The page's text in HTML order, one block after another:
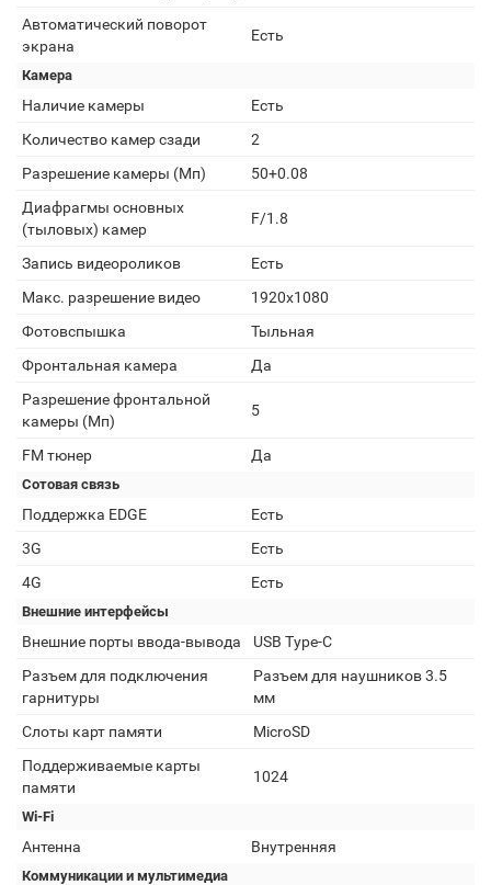
Автоматический поворот
экрана
Есть
Камера
Наличие камеры
Есть
Количество камер сзади
2
Разрешение камеры (Мп)
50+0.08
Диафрагмы основных
(тыловых) камер
F/1.8
Запись видеороликов
Есть
Макс. разрешение видео
1920x1080
Фотовспышка
Тыльная
Фронтальная камера
Да
Разрешение фронтальной
камеры (Мп)
5
FM тюнер Да
Сотовая связь
Поддержка EDGE
Есть
3G
Есть
4G
Есть
Внешние интерфейсы
Внешние порты ввода-вывода
USB Type-C
Разъем для подключения
гарнитуры
Разъем для наушников 3.5
мм
Слоты карт памяти
MicroSD
Поддерживаемые карты
памяти
1024
Wi-Fi
Антенна Внутренняя
Коммуникации и мультимедиа